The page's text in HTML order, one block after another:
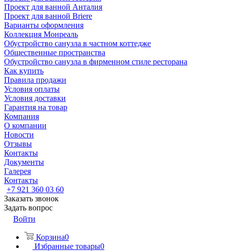
Проект для ванной Анталия
Проект для ванной Briere
Варианты оформления
Коллекция Монреаль
Обустройство санузла в частном коттедже
Общественные пространства
Обустройство санузла в фирменном стиле ресторана
Как купить
Правила продажи
Условия оплаты
Условия доставки
Гарантия на товар
Компания
О компании
Новости
Отзывы
Контакты
Документы
Галерея
Контакты
+7 921 360 03 60
Заказать звонок
Задать вопрос
Войти
Корзина0
Избранные товары0